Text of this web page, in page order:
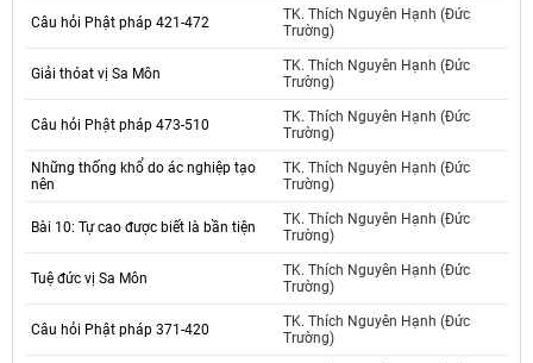
Câu hỏi Phật pháp 421-472
TK. Thích Nguyên Hạnh (Đức
Trường)
Giải thóat vị Sa Môn
TK. Thích Nguyên Hạnh (Đức
Trường)
Câu hỏi Phật pháp 473-510
TK. Thích Nguyên Hạnh (Đức
Trường)
Những thống khổ do ác nghiệp tạo
nên
TK. Thích Nguyên Hạnh (Đức
Trường)
Bài 10: Tự cao được biết là bần tiện
TK. Thích Nguyên Hạnh (Đức
Trường)
Tuệ đức vị Sa Môn
TK. Thích Nguyên Hạnh (Đức
Trường)
Câu hỏi Phật pháp 371-420
TK. Thích Nguyên Hạnh (Đức
Trường)